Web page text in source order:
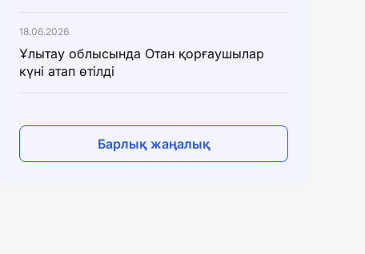
18.06.2026
Ұлытау облысында Отан қорғаушылар
күні атап өтілді
Барлық жаңалық